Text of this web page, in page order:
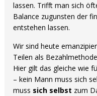
lassen. Trifft man sich
Balance zugunsten der
entstehen lassen.
Wir sind heute
Teilen als
Hier gilt das gleiche wie
– kein Mann muss sich
muss sich selbst zum